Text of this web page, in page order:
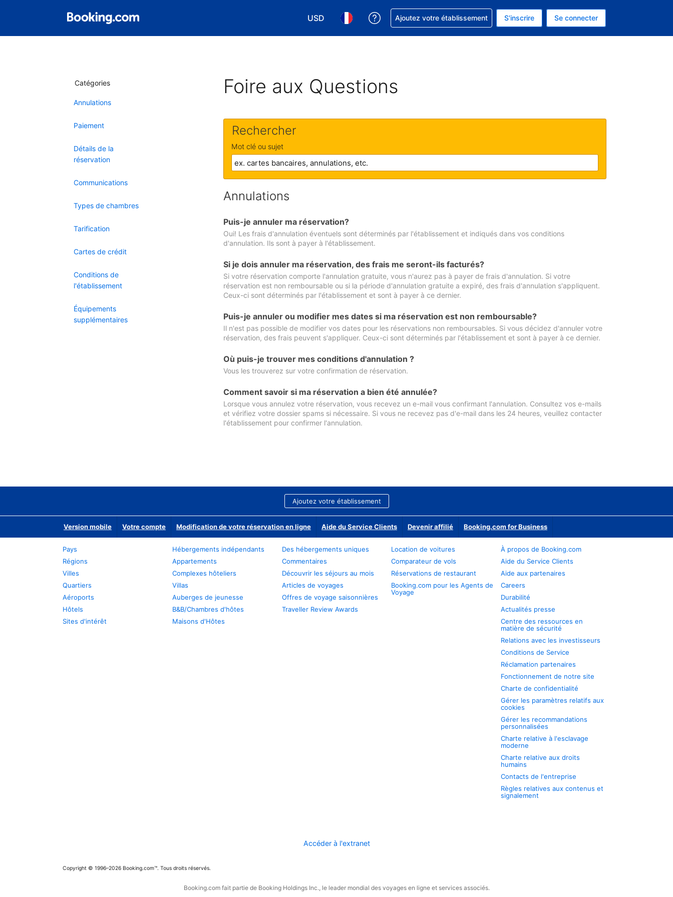
USD
Choisissez votre devise. Votre devise actuelle est celle-ci : Dollar américain.
Choisissez votre langue. Votre langue actuelle est celle-ci : Français.
Obtenez de l'aide concernant votre réservation
Ajoutez votre établissement S'inscrire Se connecter
Catégories
Annulations
Paiement
Détails de la
réservation
Communications
Types de chambres
Tarification
Cartes de crédit
Conditions de
l'établissement
Équipements
supplémentaires
Foire aux Questions
Rechercher
Mot clé ou sujet
Annulations
Puis-je annuler ma réservation?
Oui! Les frais d'annulation éventuels sont déterminés par l'établissement et indiqués dans vos conditions
d'annulation. Ils sont à payer à l'établissement.
Si je dois annuler ma réservation, des frais me seront-ils facturés?
Si votre réservation comporte l'annulation gratuite, vous n'aurez pas à payer de frais d'annulation. Si votre
réservation est non remboursable ou si la période d'annulation gratuite a expiré, des frais d'annulation s'appliquent.
Ceux-ci sont déterminés par l'établissement et sont à payer à ce dernier.
Puis-je annuler ou modifier mes dates si ma réservation est non remboursable?
Il n'est pas possible de modifier vos dates pour les réservations non remboursables. Si vous décidez d'annuler votre
réservation, des frais peuvent s'appliquer. Ceux-ci sont déterminés par l'établissement et sont à payer à ce dernier.
Où puis-je trouver mes conditions d'annulation ?
Vous les trouverez sur votre confirmation de réservation.
Comment savoir si ma réservation a bien été annulée?
Lorsque vous annulez votre réservation, vous recevez un e-mail vous confirmant l'annulation. Consultez vos e-mails
et vérifiez votre dossier spams si nécessaire. Si vous ne recevez pas d'e-mail dans les 24 heures, veuillez contacter
l'établissement pour confirmer l'annulation.
Ajoutez votre établissement
Version mobile Votre compte Modification de votre réservation en ligne Aide du Service Clients Devenir affilié Booking.com for Business
Pays
Régions
Villes
Quartiers
Aéroports
Hôtels
Sites d'intérêt
Hébergements indépendants
Appartements
Complexes hôteliers
Villas
Auberges de jeunesse
B&B/Chambres d'hôtes
Maisons d'Hôtes
Des hébergements uniques
Commentaires
Découvrir les séjours au mois
Articles de voyages
Offres de voyage saisonnières
Traveller Review Awards
Location de voitures
Comparateur de vols
Réservations de restaurant
Booking.com pour les Agents de
Voyage
À propos de Booking.com
Aide du Service Clients
Aide aux partenaires
Careers
Durabilité
Actualités presse
Centre des ressources en
matière de sécurité
Relations avec les investisseurs
Conditions de Service
Réclamation partenaires
Fonctionnement de notre site
Charte de confidentialité
Gérer les paramètres relatifs aux
cookies
Gérer les recommandations
personnalisées
Charte relative à l'esclavage
moderne
Charte relative aux droits
humains
Contacts de l'entreprise
Règles relatives aux contenus et
signalement
Accéder à l'extranet
Copyright © 1996–2026 Booking.com™. Tous droits réservés.
Booking.com fait partie de Booking Holdings Inc., le leader mondial des voyages en ligne et services associés.